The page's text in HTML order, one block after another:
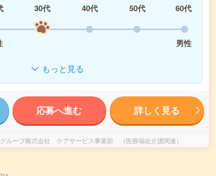
30代 40代 50代
60代
男性
もっと見る
応募へ進む 詳しく見る
ループ株式会社 ケアサービス事業部 （医療福祉介護関連）